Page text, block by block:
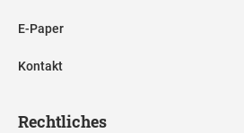
E-Paper
Kontakt
Rechtliches